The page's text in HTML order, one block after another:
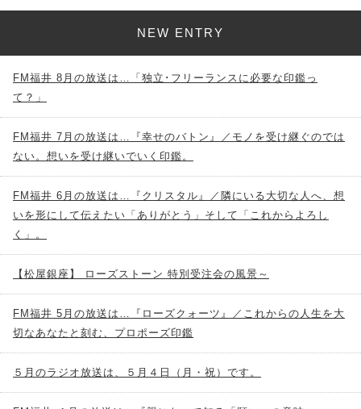
NEW ENTRY
FM福井 8月の放送は…「独立･フリーランスに必要な印鑑っ
て？」
FM福井 7月の放送は…『幸せのバトン』／モノを受け継ぐのでは
ない。想いを受け継いでいく印鑑。
FM福井 6月の放送は…『クリスタル』／隣にいる大切な人へ、想
いを形にして伝えたい「ありがとう」そして「これからよろし
く」。
【松屋銀座】 ローズストーン 特別受注会の風景～
FM福井 5月の放送は…『ローズクォーツ』／これからの人生を大
切なあなたと刻む、プロポーズ印鑑
５月のラジオ放送は、５月４日（月・祝）です。